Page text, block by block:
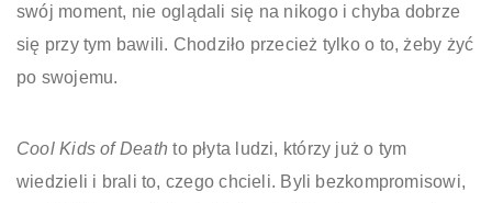
swój moment, nie oglądali się na nikogo i chyba dobrze
się przy tym bawili. Chodziło przecież tylko o to, żeby żyć
po swojemu.
Cool Kids of Death to płyta ludzi, którzy już o tym
wiedzieli i brali to, czego chcieli. Byli bezkompromisowi,